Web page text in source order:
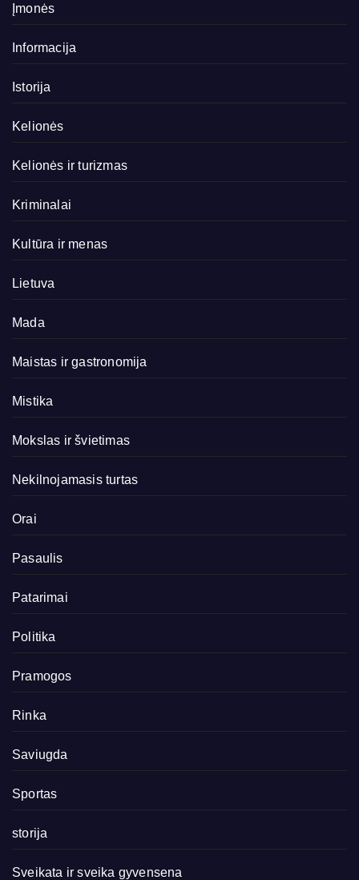
Įmonės
Informacija
Istorija
Kelionės
Kelionės ir turizmas
Kriminalai
Kultūra ir menas
Lietuva
Mada
Maistas ir gastronomija
Mistika
Mokslas ir švietimas
Nekilnojamasis turtas
Orai
Pasaulis
Patarimai
Politika
Pramogos
Rinka
Saviugda
Sportas
storija
Sveikata ir sveika gyvensena